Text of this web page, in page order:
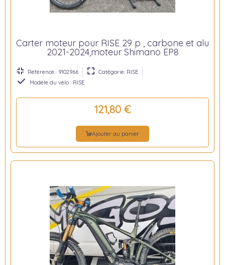
Carter moteur pour RISE 29 p , carbone et alu
2021-2024,moteur Shimano EP8
Référence : 9102966
Catégorie: RISE
Modèle du vélo : RISE
121,80 €
Ajouter au panier